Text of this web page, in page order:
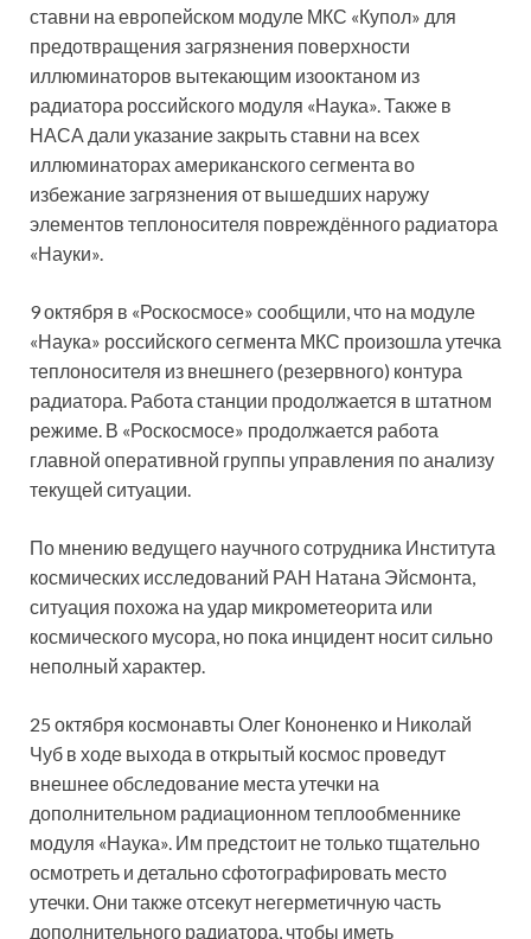
ставни на европейском модуле МКС «Купол» для
предотвращения загрязнения поверхности
иллюминаторов вытекающим изооктаном из
радиатора российского модуля «Наука». Также в
НАСА дали указание закрыть ставни на всех
иллюминаторах американского сегмента во
избежание загрязнения от вышедших наружу
элементов теплоносителя повреждённого радиатора
«Науки».
9 октября в «Роскосмосе» сообщили, что на модуле
«Наука» российского сегмента МКС произошла утечка
теплоносителя из внешнего (резервного) контура
радиатора. Работа станции продолжается в штатном
режиме. В «Роскосмосе» продолжается работа
главной оперативной группы управления по анализу
текущей ситуации.
По мнению ведущего научного сотрудника Института
космических исследований РАН Натана Эйсмонта,
ситуация похожа на удар микрометеорита или
космического мусора, но пока инцидент носит сильно
неполный характер.
25 октября космонавты Олег Кононенко и Николай
Чуб в ходе выхода в открытый космос проведут
внешнее обследование места утечки на
дополнительном радиационном теплообменнике
модуля «Наука». Им предстоит не только тщательно
осмотреть и детально сфотографировать место
утечки. Они также отсекут негерметичную часть
дополнительного радиатора, чтобы иметь